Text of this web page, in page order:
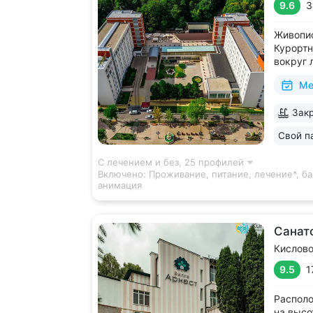
9.6
вокруг
В
Свой
С лечением и без, 25 профилей
Включено: Проживание, питание, лечение*,
анимация
9.5